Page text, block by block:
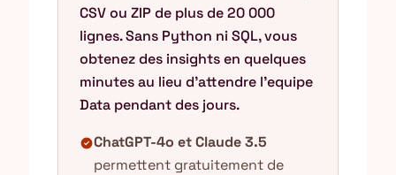
CSV ou ZIP de plus de 20 000
lignes. Sans Python ni SQL, vous
obtenez des insights en quelques
minutes au lieu d'attendre l'equipe
Data pendant des jours.
check_circleChatGPT-4o et Claude 3.5
permettent gratuitement de